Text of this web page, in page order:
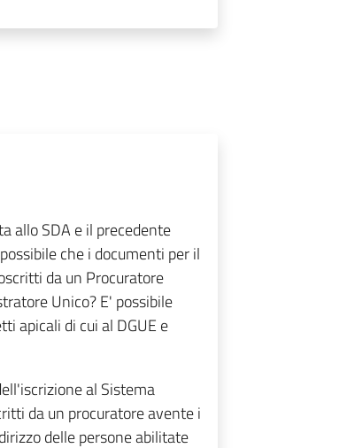
allo SDA e il precedente
che i documenti per il
da un Procuratore
Unico? E' possibile
apicali di cui al DGUE e
al Sistema
da un procuratore avente i
delle persone abilitate